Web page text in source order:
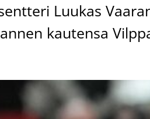
Luukas
kautensa